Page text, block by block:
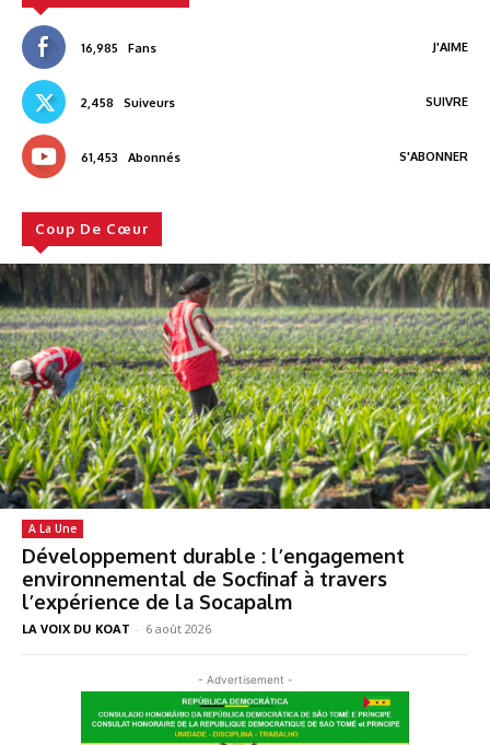
16,985 Fans J'AIME
2,458 Suiveurs SUIVRE
61,453 Abonnés S'ABONNER
Coup De Cœur
A La Une
Développement durable : l’engagement
environnemental de Socfinaf à travers
l’expérience de la Socapalm
LA VOIX DU KOAT - 6 août 2026
- Advertisement -